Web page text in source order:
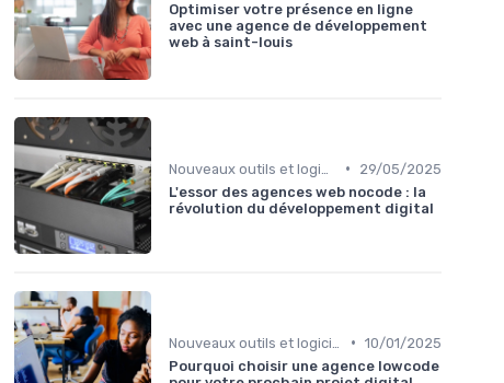
Optimiser votre présence en ligne
avec une agence de développement
web à saint-louis
•
29/05/2025
L'essor des agences web nocode : la
révolution du développement digital
• 10/01/2025
Pourquoi choisir une agence lowcode